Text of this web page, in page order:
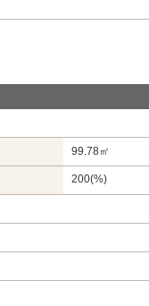
99.78㎡
200(%)